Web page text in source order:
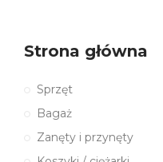
Strona główna
Sprzęt
Bagaż
Zanęty i przynęty